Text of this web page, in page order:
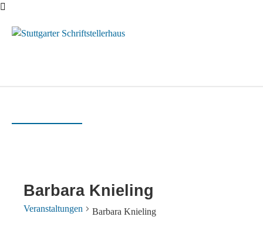
Barbara Knieling
Veranstaltungen Barbara Knieling